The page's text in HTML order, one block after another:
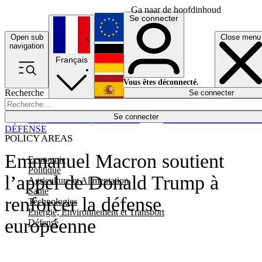
Ga naar de hoofdinhoud
Open sub
navigation
Close menu
Recherche
Se connecter
POLICY AREAS
Economie
Politique
Agriculture et Alimentation
Santé
Technologies
Energie, Environnement et Transport
Défense
Économie
Français
English
Deutsch
Español
Se connecter
Vous êtes déconnecté.
Se connecter
Emmanuel Macron soutient
l’appel de Donald Trump à
renforcer la défense
européenne
DÉFENSE